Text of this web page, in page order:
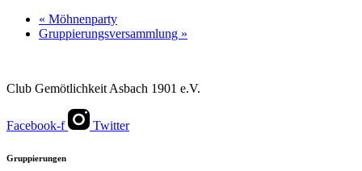
« Möhnenparty
Gruppierungsversammlung »
Club Gemötlichkeit Asbach 1901 e.V.
Facebook-f Twitter
Gruppierungen